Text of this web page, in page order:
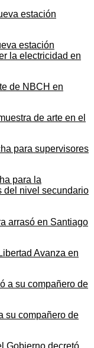
estación
la electricidad en
de arte en el
para la
del nivel secundario
Avanza en
su compañero de